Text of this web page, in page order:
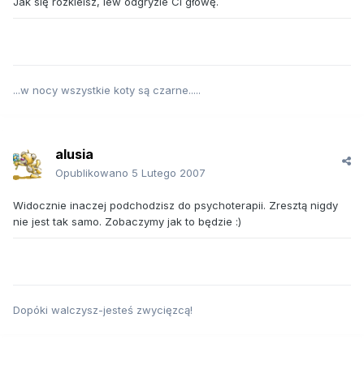
...w nocy wszystkie koty są czarne.....
alusia
Opublikowano 5 Lutego 2007
Widocznie inaczej podchodzisz do psychoterapii. Zresztą nigdy
nie jest tak samo. Zobaczymy jak to będzie :)
Dopóki walczysz-jesteś zwycięzcą!